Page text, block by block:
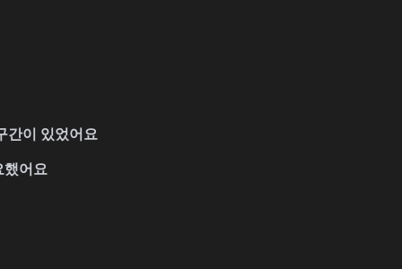
간이 있었어요
어요